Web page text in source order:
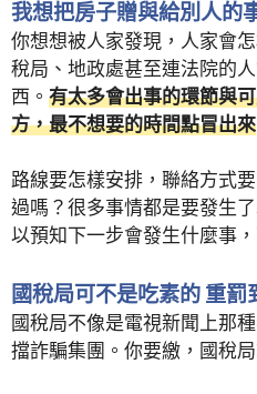
我想把房子贈與給別人的
你想想被人家發現，人家會
稅局、地政處甚至連法院的
西。 有太多會出事的環節與
方，最不想要的時間點冒出來
路線要怎樣安排，聯絡方式
過嗎？很多事情都是要發生
以預知下一步會發生什麼事
國稅局可不是吃素的 重
國稅局不像是電視新聞上那
擋詐騙集團。你要繳，國稅